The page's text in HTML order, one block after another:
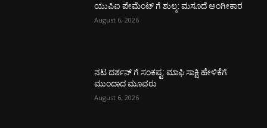
ಯುಪಿಐ ಪೇಮೆಂಟ್ ಗೆ ಶುಲ್ಕ: ಮಸೂದೆ ಅಂಗೀಕಾರ
August 6, 2026
ನಟ ದರ್ಶನ್ ಗೆ ಸಂಕಷ್ಟ: ಮಾಫಿ ಸಾಕ್ಷಿ ಹೇಳಿಕೆಗೆ
ಮುಂದಾದ ಮೂವರು
August 6, 2026